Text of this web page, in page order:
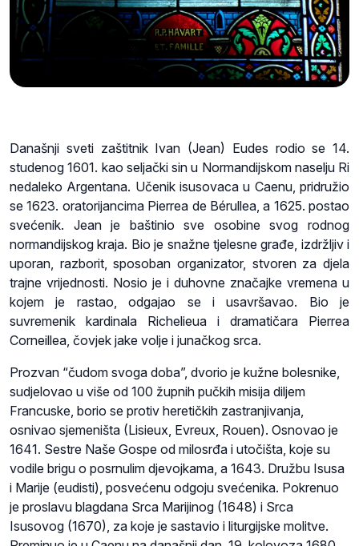
Današnji sveti zaštitnik Ivan (Jean) Eudes rodio se 14.
studenog 1601. kao seljački sin u Normandijskom naselju Ri
nedaleko Argentana. Učenik isusovaca u Caenu, pridružio
se 1623. oratorijancima Pierrea de Bérullea, a 1625. postao
svećenik. Jean je baštinio sve osobine svog rodnog
normandijskog kraja. Bio je snažne tjelesne građe, izdržljiv i
uporan, razborit, sposoban organizator, stvoren za djela
trajne vrijednosti. Nosio je i duhovne značajke vremena u
kojem je rastao, odgajao se i usavršavao. Bio je
suvremenik kardinala Richelieua i dramatičara Pierrea
Corneillea, čovjek jake volje i junačkog srca.
Prozvan “čudom svoga doba”, dvorio je kužne bolesnike,
sudjelovao u više od 100 župnih pučkih misija diljem
Francuske, borio se protiv heretičkih zastranjivanja,
osnivao sjemeništa (Lisieux, Evreux, Rouen). Osnovao je
1641. Sestre Naše Gospe od milosrđa i utočišta, koje su
vodile brigu o posrnulim djevojkama, a 1643. Družbu Isusa
i Marije (eudisti), posvećenu odgoju svećenika. Pokrenuo
je proslavu blagdana Srca Marijinog (1648) i Srca
Isusovog (1670), za koje je sastavio i liturgijske molitve.